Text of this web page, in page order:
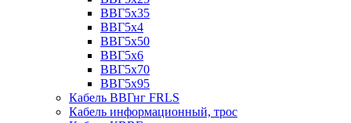
ВВГ5х35
ВВГ5х4
ВВГ5х50
ВВГ5х6
ВВГ5х70
ВВГ5х95
Кабель ВВГнг FRLS
Кабель информационный, трос